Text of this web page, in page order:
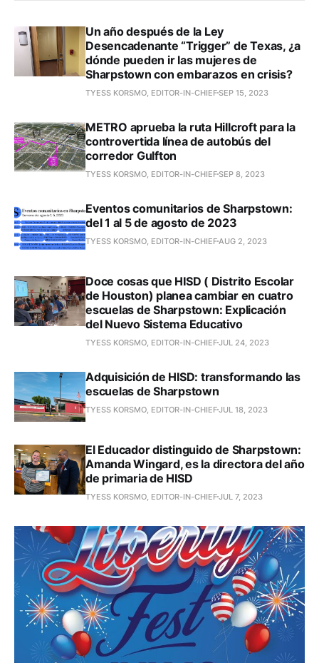
Un año después de la Ley
Desencadenante “Trigger” de Texas, ¿a
dónde pueden ir las mujeres de
Sharpstown con embarazos en crisis?
TYESS KORSMO, EDITOR-IN-CHIEFSEP 15, 2023
METRO aprueba la ruta Hillcroft para la
controvertida línea de autobús del
corredor Gulfton
TYESS KORSMO, EDITOR-IN-CHIEFSEP 8, 2023
Eventos comunitarios de Sharpstown:
del 1 al 5 de agosto de 2023
TYESS KORSMO, EDITOR-IN-CHIEF AUG 2, 2023
Doce cosas que HISD ( Distrito Escolar
de Houston) planea cambiar en cuatro
escuelas de Sharpstown: Explicación
del Nuevo Sistema Educativo
TYESS KORSMO, EDITOR-IN-CHIEFJUL 24, 2023
Adquisición de HISD: transformando las
escuelas de Sharpstown
TYESS KORSMO, EDITOR-IN-CHIEFJUL 18, 2023
El Educador distinguido de Sharpstown:
Amanda Wingard, es la directora del año
de primaria de HISD
TYESS KORSMO, EDITOR-IN-CHIEFJUL 7, 2023